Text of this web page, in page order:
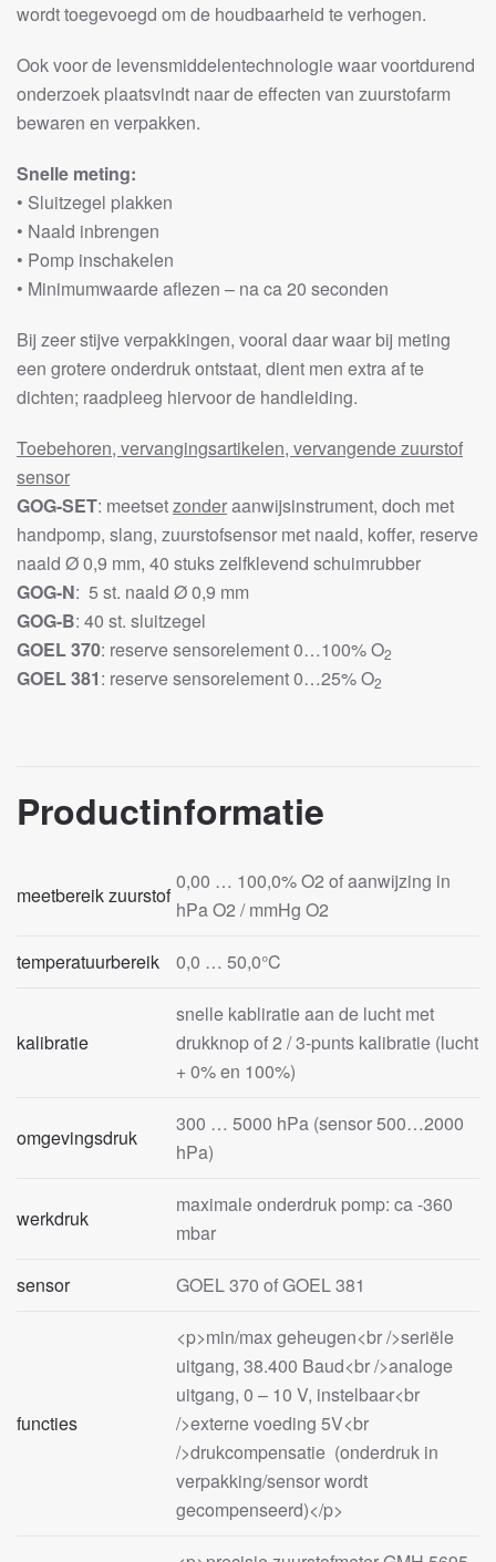
wordt toegevoegd om de houdbaarheid te verhogen.
Ook voor de levensmiddelentechnologie waar voortdurend
onderzoek plaatsvindt naar de effecten van zuurstofarm
bewaren en verpakken.
Snelle meting:
• Sluitzegel plakken
• Naald inbrengen
• Pomp inschakelen
• Minimumwaarde aflezen – na ca 20 seconden
Bij zeer stijve verpakkingen, vooral daar waar bij meting
een grotere onderdruk ontstaat, dient men extra af te
dichten; raadpleeg hiervoor de handleiding.
Toebehoren, vervangingsartikelen, vervangende zuurstof
sensor
GOG-SET: meetsetzonderaanwijsinstrument, doch met
handpomp, slang, zuurstofsensor met naald, koffer, reserve
naald Ø 0,9 mm, 40 stuks zelfklevend schuimrubber
GOG-N: 5 st. naald Ø 0,9 mm
GOG-B: 40 st. sluitzegel
GOEL 370: reserve sensorelement 0…100% O2
GOEL 381: reserve sensorelement 0…25% O2
Productinformatie
meetbereik zuurstof
0,00 … 100,0% O2 of aanwijzing in
hPa O2 / mmHg O2
temperatuurbereik 0,0 … 50,0°C
kalibratie
snelle kabliratie aan de lucht met
drukknop of 2 / 3-punts kalibratie (lucht
+ 0% en 100%)
omgevingsdruk
300 … 5000 hPa (sensor 500…2000
hPa)
werkdruk
maximale onderdruk pomp: ca -360
mbar
sensor GOEL 370 of GOEL 381
functies
<p>min/max geheugen<br />seriële
uitgang, 38.400 Baud<br />analoge
uitgang, 0 – 10 V, instelbaar<br
/>externe voeding 5V<br
/>drukcompensatie (onderdruk in
verpakking/sensor wordt
gecompenseerd)</p>